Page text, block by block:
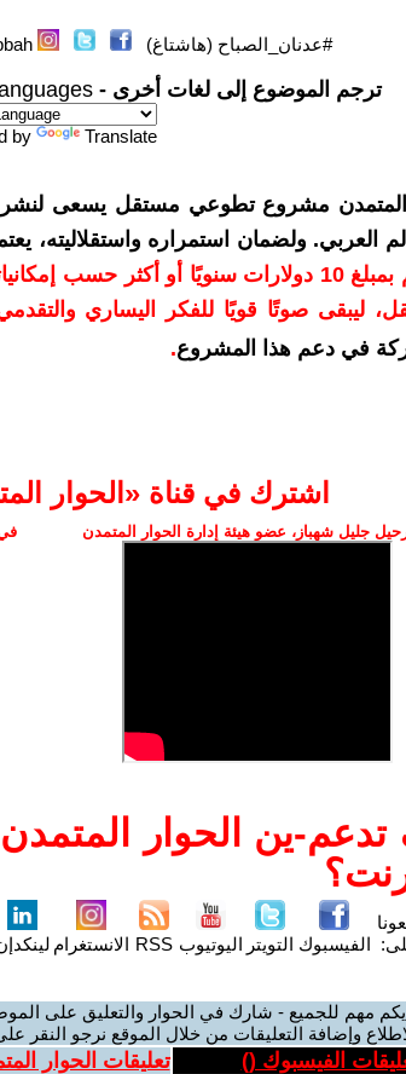
#عدنان_الصباح (هاشتاغ)
ترجم الموضوع إلى لغات أخرى -
by Translate
المتمدن مشروع تطوعي مستقل يسعى لنشر
العربي. ولضمان استمراره
بدعمكم بمبلغ 10 دولارات سنويًا أو أكثر
ليبقى صوتًا قويًا للفكر اليساري
في دعم هذا المشروع.
اشترك في قناة ‫«الحوار
جليل شهباز، عضو هيئة إدارة الحوار المتمدن
ين الحوار المتمدن
الفيسبوك التويتر اليوتيوب RSS الانستغرام
مهم للجميع - شارك في الحوار والتعليق على
وإضافة التعليقات من خلال الموقع نرجو النقر
الفيسبوك () تعليقات الحوار